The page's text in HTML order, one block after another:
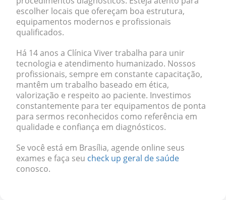
escolher locais que ofereçam boa estrutura,
equipamentos modernos e profissionais
qualificados.
Há 14 anos a Clínica Viver trabalha para unir
tecnologia e atendimento humanizado. Nossos
profissionais, sempre em constante capacitação,
mantêm um trabalho baseado em ética,
valorização e respeito ao paciente. Investimos
constantemente para ter equipamentos de ponta
para sermos reconhecidos como referência em
qualidade e confiança em diagnósticos.
Se você está em Brasília, agende online seus
exames e faça seu check up geral de saúde
conosco.